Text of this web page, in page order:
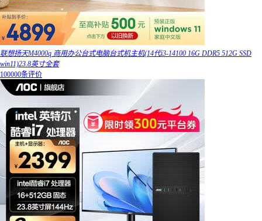
联想扬天M4000q 商用办公台式电脑台式机主机(14代i3-14100 16G DDR5 512G SSD
win11)23.8英寸全套
100000条评价